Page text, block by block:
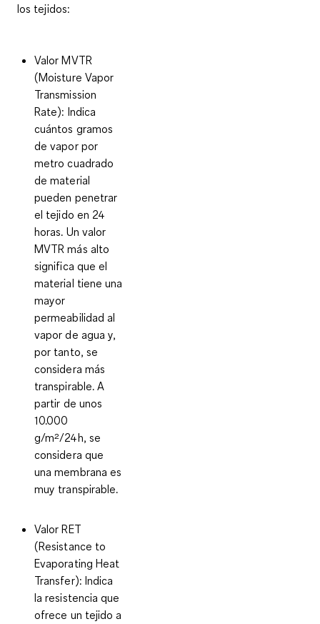
los tejidos:
Valor MVTR
(Moisture Vapor
Transmission
Rate): Indica
cuántos gramos
de vapor por
metro cuadrado
de material
pueden penetrar
el tejido en 24
horas. Un valor
MVTR más alto
significa que el
material tiene una
mayor
permeabilidad al
vapor de agua y,
por tanto, se
considera más
transpirable. A
partir de unos
10.000
g/m²/24h, se
considera que
una membrana es
muy transpirable.
Valor RET
(Resistance to
Evaporating Heat
Transfer): Indica
la resistencia que
ofrece un tejido a